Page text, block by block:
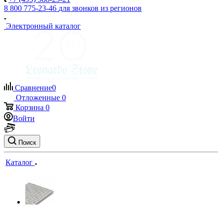
8 800 775-23-46 для звонков из регионов
Электронный каталог
Сравнение0
Отложенные 0
Корзина 0
Войти
Поиск
Каталог